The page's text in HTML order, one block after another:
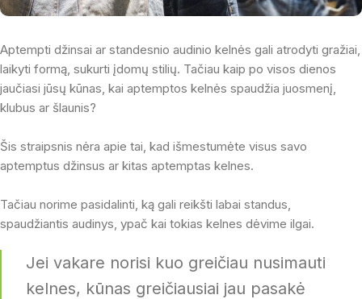
Aptempti džinsai ar standesnio audinio kelnės gali atrodyti gražiai,
laikyti formą, sukurti įdomų stilių. Tačiau kaip po visos dienos
jaučiasi jūsų kūnas, kai aptemptos kelnės spaudžia juosmenį,
klubus ar šlaunis?
Šis straipsnis nėra apie tai, kad išmestumėte visus savo
aptemptus džinsus ar kitas aptemptas kelnes.
Tačiau norime pasidalinti, ką gali reikšti labai standus,
spaudžiantis audinys, ypač kai tokias kelnes dėvime ilgai.
Jei vakare norisi kuo greičiau nusimauti
kelnes, kūnas greičiausiai jau pasakė